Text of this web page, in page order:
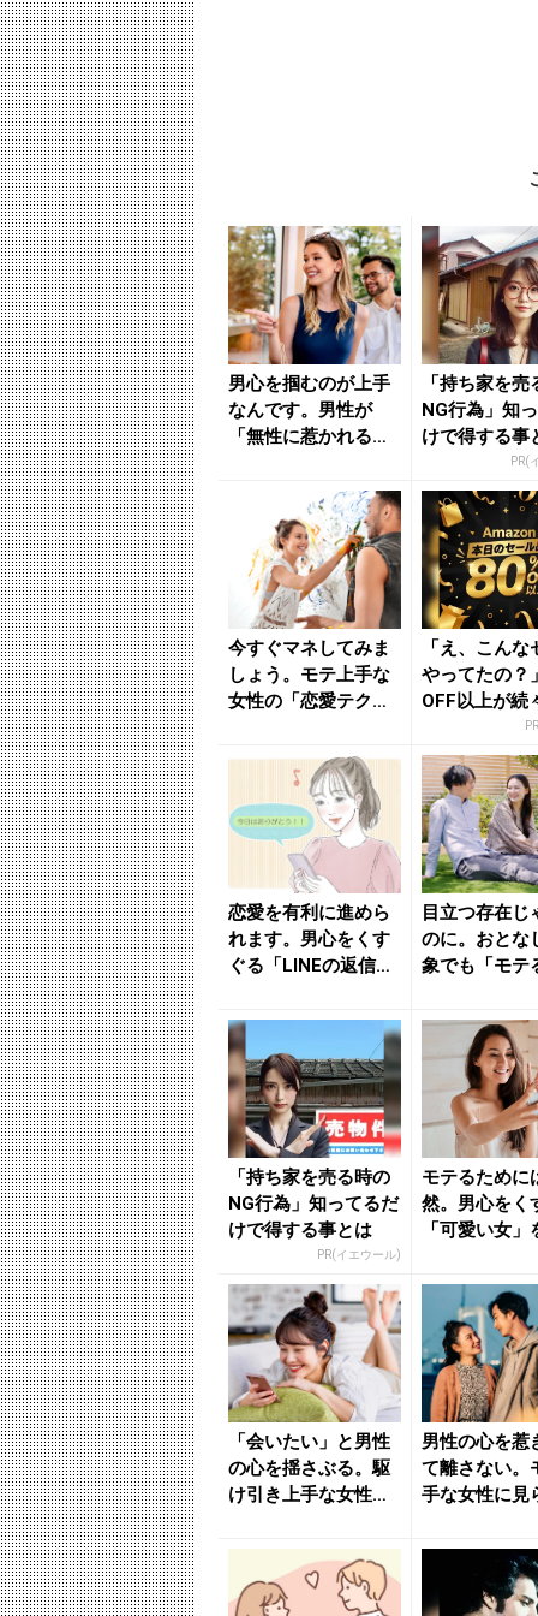
男心を掴むのが上手
なんです。男性が
「無性に惹かれる女
「持ち家を売
NG行為」知
けで得する事
PR(
今すぐマネしてみま
しょう。モテ上手な
女性の「恋愛テク」
｜b...
「え、こんな
やってたの？
OFF以上が続
場！Amazon
が...
恋愛を有利に進めら
れます。男心をくす
ぐる「LINEの返信の
れ...
目立つ存在じ
のに。おとな
象でも「モテ
のニュ...
「持ち家を売る時の
NG行為」知ってるだ
けで得する事とは
PR(イエウール)
モテるために
然。男心をく
「可愛い女」
ニュー...
「会いたい」と男性
の心を揺さぶる。駆
け引き上手な女性に
れ...
男性の心を惹
て離さない。
手な女性に見
ニュ...